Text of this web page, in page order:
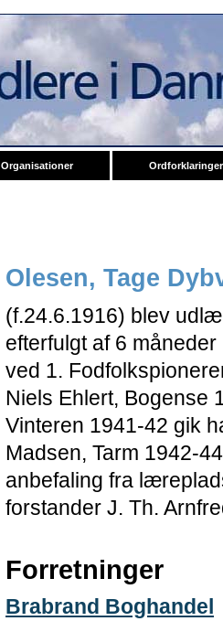
Organisationer Ordforklaringer
Olesen, Tage
(f.24.6.1916) blev
efterfulgt af 6
ved 1.
Niels Ehlert, Bogense
Vinteren 1941-42 gik
Madsen, Tarm 1942-
anbefaling fra
forstander J. Th.
Forretninger
Brabrand Boghandel